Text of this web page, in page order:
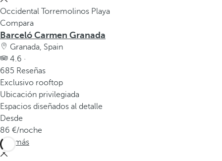
Occidental Torremolinos Playa
Compara
Barceló Carmen Granada
Granada, Spain
4.6 ·
685 Reseñas
Exclusivo rooftop
Ubicación privilegiada
Espacios diseñados al detalle
Desde
86
/noche
Ver más